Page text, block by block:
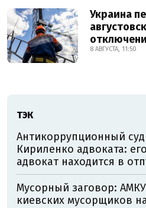
Украина
8 АВГУСТА, 11:50
ТЭК
Антикоррупционный
Кириленко адвоката:
адвокат находится в
Мусорный заговор:
киевских мусорщиков